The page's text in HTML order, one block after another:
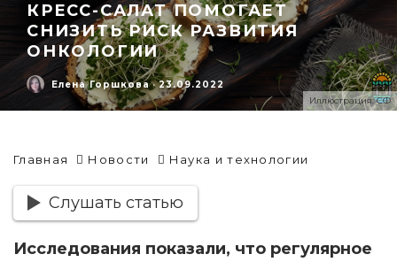
Иллюстрация: СФ
КРЕСС-САЛАТ ПОМОГАЕТ
СНИЗИТЬ РИСК РАЗВИТИЯ
ОНКОЛОГИИ
Елена Горшкова · 23.09.2022
Главная Новости Наука и технологии
Слушать статью
Исследования показали, что регулярное